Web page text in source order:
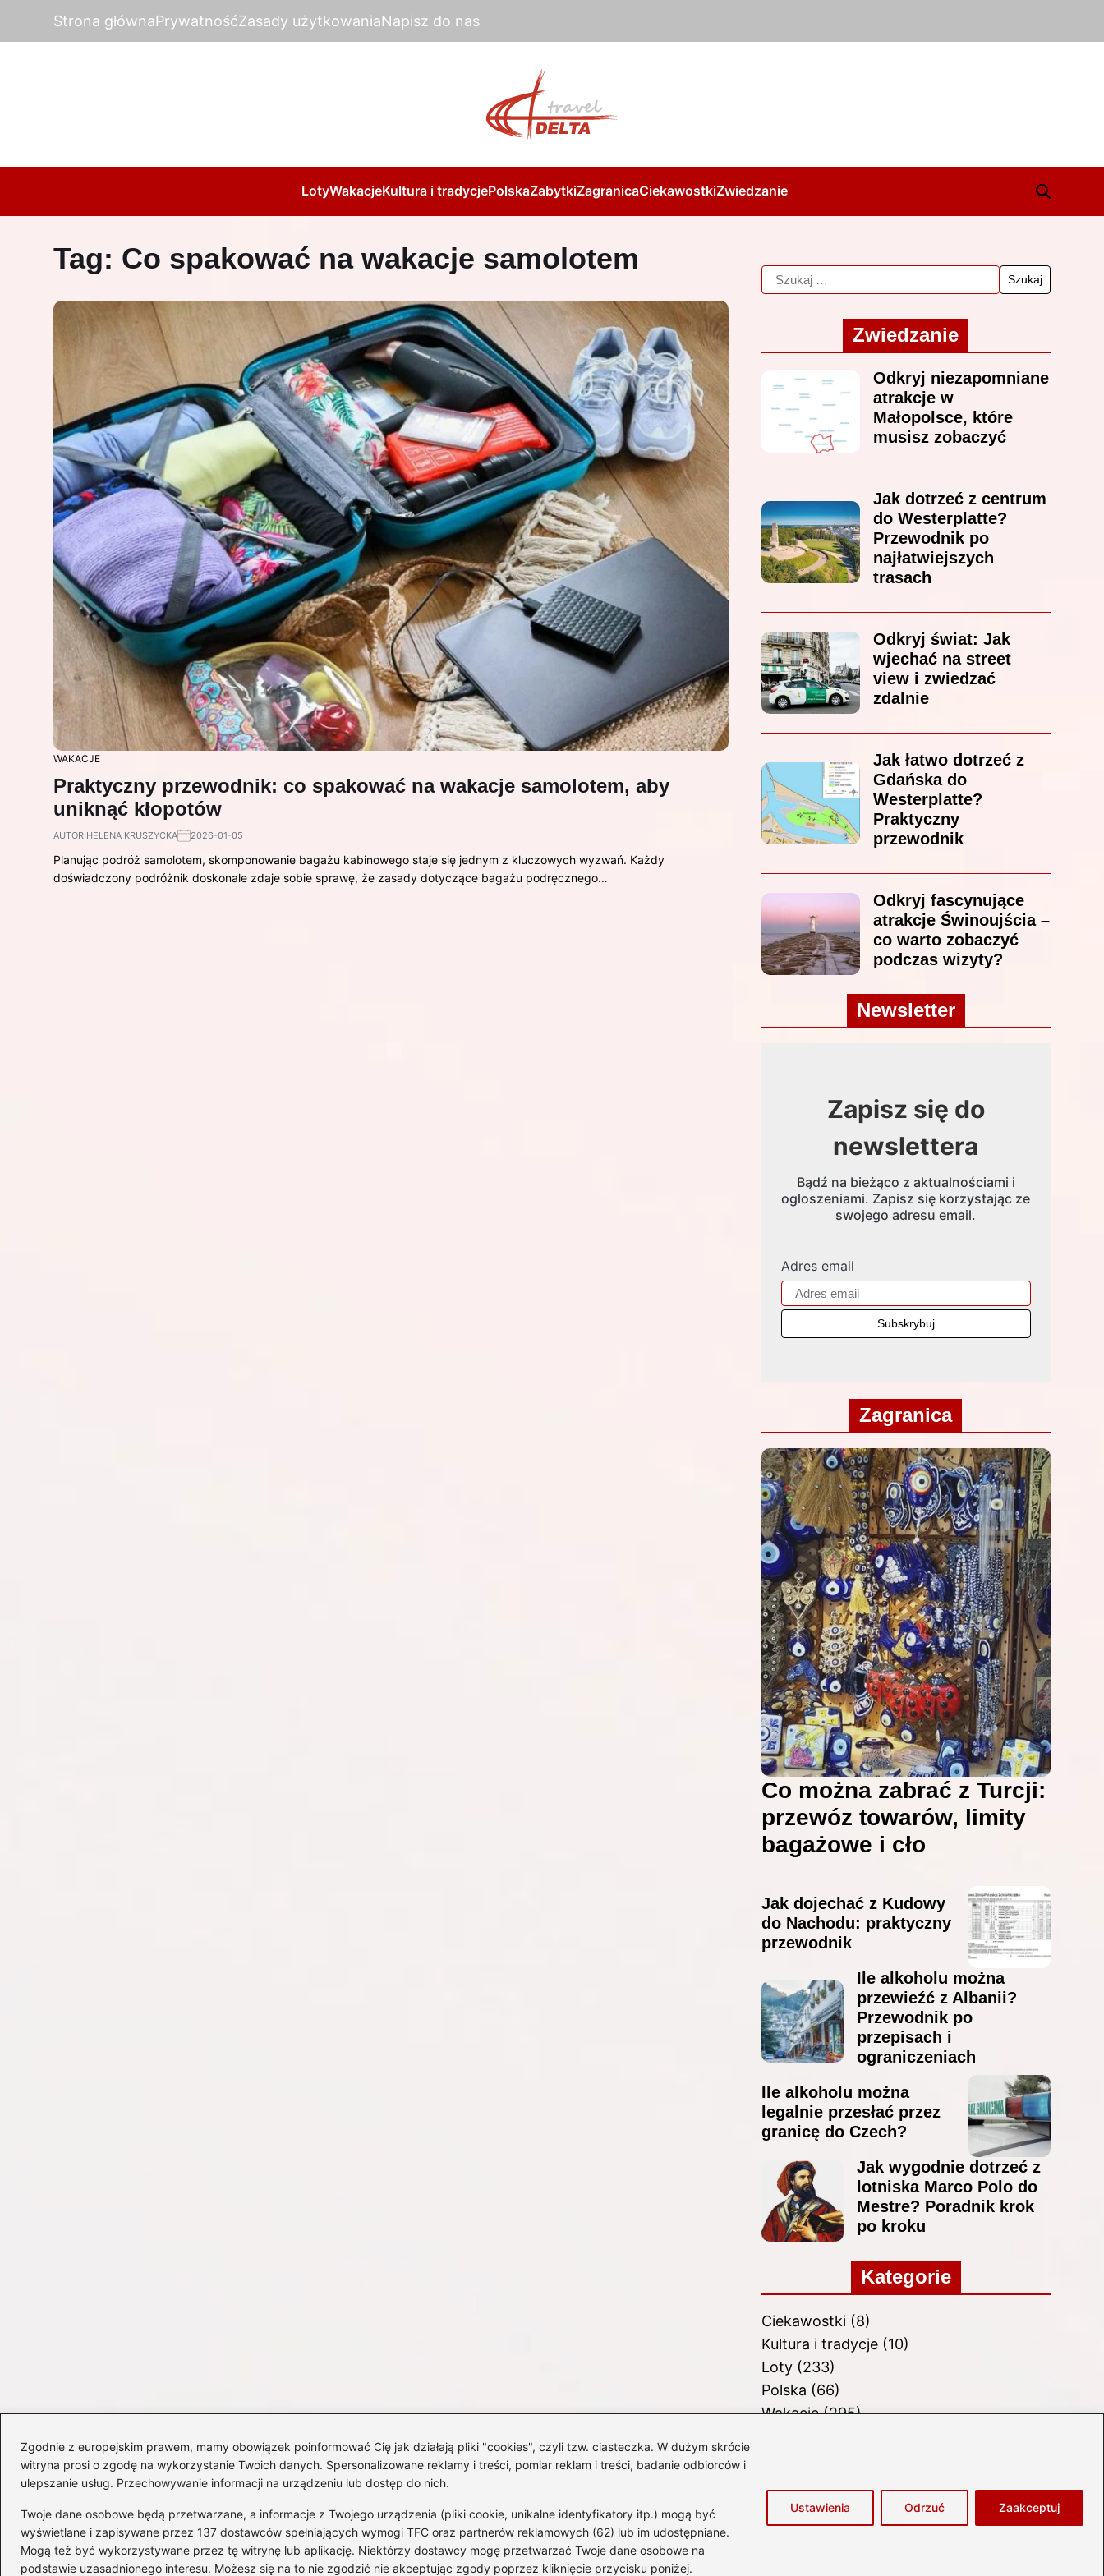
Zgodnie z europejskim prawem, mamy obowiązek poinformować Cię jak działają pliki "cookies", czyli tzw. ciasteczka. W dużym skrócie
witryna prosi o zgodę na wykorzystanie Twoich danych. Spersonalizowane reklamy i treści, pomiar reklam i treści, badanie odbiorców i
ulepszanie usług. Przechowywanie informacji na urządzeniu lub dostęp do nich.
Twoje dane osobowe będą przetwarzane, a informacje z Twojego urządzenia (pliki cookie, unikalne identyfikatory itp.) mogą być
wyświetlane i zapisywane przez 137 dostawców spełniających wymogi TFC oraz partnerów reklamowych (62) lub im udostępniane.
Mogą też być wykorzystywane przez tę witrynę lub aplikację. Niektórzy dostawcy mogę przetwarzać Twoje dane osobowe na
podstawie uzasadnionego interesu. Możesz się na to nie zgodzić nie akceptując zgody poprzez kliknięcie przycisku poniżej.
Ustawienia Odrzuć Zaakceptuj
Strona głównaPrywatnośćZasady użytkowaniaNapisz do nas
LotyWakacjeKultura i tradycjePolskaZabytkiZagranicaCiekawostkiZwiedzanie
Tag: Co spakować na wakacje samolotem
WAKACJE
Praktyczny przewodnik: co spakować na wakacje samolotem, aby
uniknąć kłopotów
AUTOR:HELENA KRUSZYCKA 2026-01-05
Planując podróż samolotem, skomponowanie bagażu kabinowego staje się jednym z kluczowych wyzwań. Każdy
doświadczony podróżnik doskonale zdaje sobie sprawę, że zasady dotyczące bagażu podręcznego…
Zwiedzanie
Odkryj niezapomniane
atrakcje w
Małopolsce, które
musisz zobaczyć
Jak dotrzeć z centrum
do Westerplatte?
Przewodnik po
najłatwiejszych
trasach
Odkryj świat: Jak
wjechać na street
view i zwiedzać
zdalnie
Jak łatwo dotrzeć z
Gdańska do
Westerplatte?
Praktyczny
przewodnik
Odkryj fascynujące
atrakcje Świnoujścia –
co warto zobaczyć
podczas wizyty?
Newsletter
Zapisz się do
newslettera
Bądź na bieżąco z aktualnościami i
ogłoszeniami. Zapisz się korzystając ze
swojego adresu email.
Adres email
Zagranica
Co można zabrać z Turcji:
przewóz towarów, limity
bagażowe i cło
Jak dojechać z Kudowy
do Nachodu: praktyczny
przewodnik
Ile alkoholu można
przewieźć z Albanii?
Przewodnik po
przepisach i
ograniczeniach
Ile alkoholu można
legalnie przesłać przez
granicę do Czech?
Jak wygodnie dotrzeć z
lotniska Marco Polo do
Mestre? Poradnik krok
po kroku
Kategorie
Ciekawostki(8)
Kultura i tradycje(10)
Loty(233)
Polska (66)
Wakacje(295)
Copyright © 2026 delta-travel.pl Strona główna